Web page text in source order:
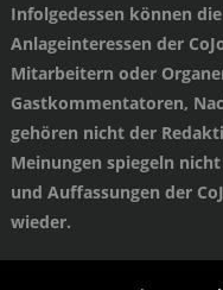
Infolgedessen können
Anlageinteressen der
Mitarbeitern oder
Gastkommentatoren,
gehören nicht der
Meinungen spiegeln
und Auffassungen der
wieder.